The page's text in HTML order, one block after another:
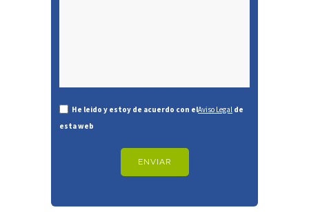
He leido y estoy de acuerdo con elAviso Legal de
esta web